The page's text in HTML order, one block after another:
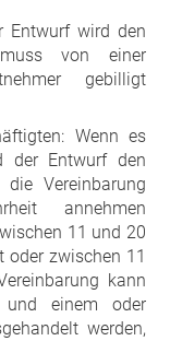
Entwurf wird den
von einer
gebilligt
Wenn es
der Entwurf den
Vereinbarung
annehmen
11 und 20
oder zwischen 11
kann
und einem oder
werden,